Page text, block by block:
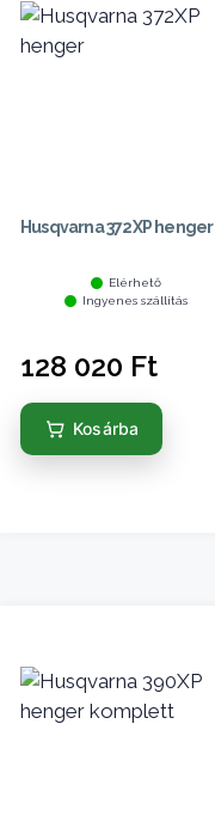
Husqvarna 372XP henger
Elérhető
Ingyenes szállítás
128 020 Ft
Kosárba